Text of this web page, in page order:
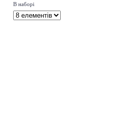
В наборі